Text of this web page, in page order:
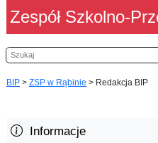
Zespół Szkolno-
Szukaj
BIP > ZSP w Rąbinie > Redakcja BIP
Informacje